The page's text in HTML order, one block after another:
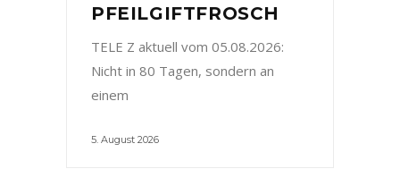
PFEILGIFTFROSCH
TELE Z aktuell vom 05.08.2026:
Nicht in 80 Tagen, sondern an
einem
5. August 2026